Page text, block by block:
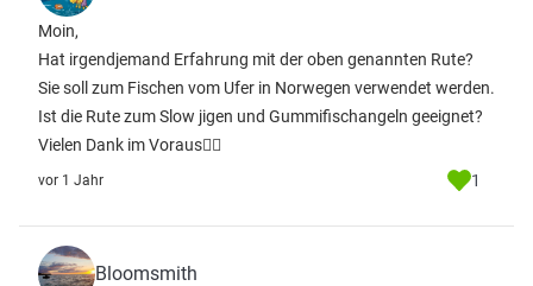
Moin,
Hat irgendjemand Erfahrung mit der oben genannten Rute?
Sie soll zum Fischen vom Ufer in Norwegen verwendet werden.
Ist die Rute zum Slow jigen und Gummifischangeln geeignet?
Vielen Dank im Voraus👍🏻
vor 1 Jahr 1
Bloomsmith